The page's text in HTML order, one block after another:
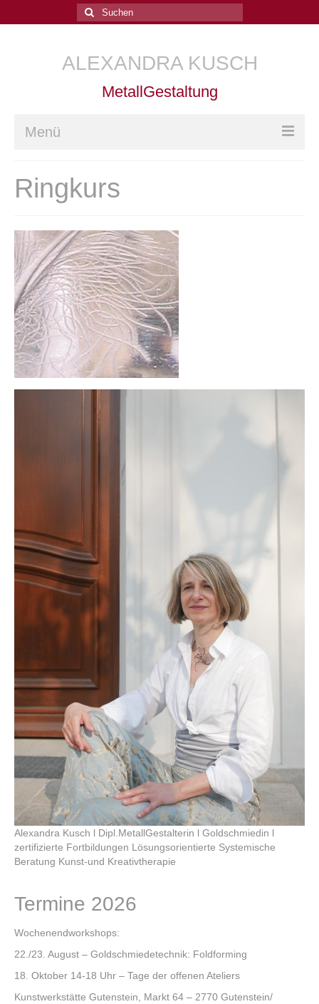
Suchen
nach:
ALEXANDRA KUSCH
MetallGestaltung
Menü
Arbeiten
Kurse
Goldschmiede-Kurse
Goldschmiedetechnik
Trauringe schmieden
Klangkugel
Alte Schätze neu gestalten
Einen Schatz bewahren
Grundkurs Steinbildhauerei
Auftragsarbeiten
Lichtobjekte
Für Unternehmen
Über mich
Kontakt
Ringkurs
Alexandra Kusch l Dipl.MetallGestalterin l Goldschmiedin l
zertifizierte Fortbildungen Lösungsorientierte Systemische
Beratung Kunst-und Kreativtherapie
Termine 2026
Wochenendworkshops:
22./23. August – Goldschmiedetechnik: Foldforming
18. Oktober 14-18 Uhr – Tage der offenen Ateliers
Kunstwerkstätte Gutenstein, Markt 64 – 2770 Gutenstein/